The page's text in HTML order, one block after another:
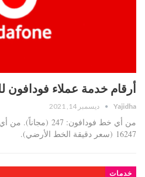
أرقام خدمة عملاء فودافون
Yajidha ديسمبر 14, 2021
من أي خط فودافون:
16247 (سعر دقيقة الخط الأرضي).
خدمات